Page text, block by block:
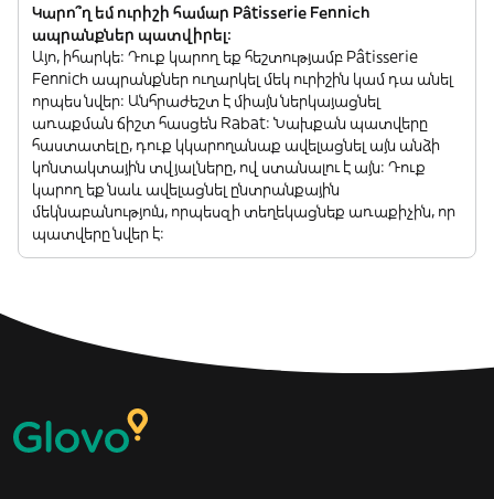
Կարո՞ղ եմ ուրիշի համար Pâtisserie Fennich
ապրանքներ պատվիրել:
Այո, իհարկե: Դուք կարող եք հեշտությամբ Pâtisserie
Fennich ապրանքներ ուղարկել մեկ ուրիշին կամ դա անել
որպես նվեր: Անհրաժեշտ է միայն ներկայացնել
առաքման ճիշտ հասցեն Rabat: Նախքան պատվերը
հաստատելը, դուք կկարողանաք ավելացնել այն անձի
կոնտակտային տվյալները, ով ստանալու է այն: Դուք
կարող եք նաև ավելացնել ընտրանքային
մեկնաբանություն, որպեսզի տեղեկացնեք առաքիչին, որ
պատվերը նվեր է: